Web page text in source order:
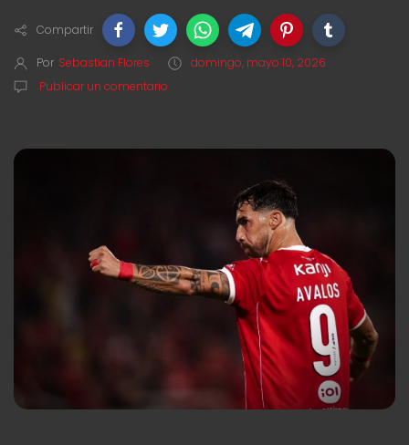
Compartir
Por Sebastian Flores
domingo, mayo 10, 2026
Publicar un comentario